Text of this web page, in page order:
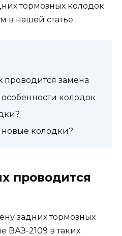
тормозных колодок
в нашей статье.
проводится замена
колодок
новые колодки?
проводится
задних тормозных
ВАЗ-2109 в таких